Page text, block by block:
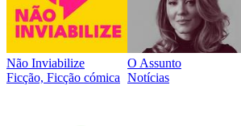
Não Inviabilize
Ficção, Ficção cómica
O Assunto
Notícias